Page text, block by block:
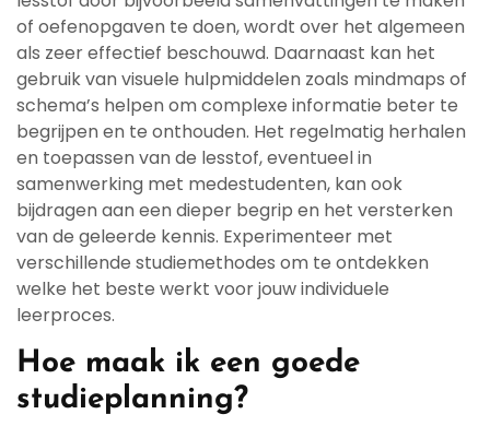
of oefenopgaven te doen, wordt over het algemeen
als zeer effectief beschouwd. Daarnaast kan het
gebruik van visuele hulpmiddelen zoals mindmaps of
schema’s helpen om complexe informatie beter te
begrijpen en te onthouden. Het regelmatig herhalen
en toepassen van de lesstof, eventueel in
samenwerking met medestudenten, kan ook
bijdragen aan een dieper begrip en het versterken
van de geleerde kennis. Experimenteer met
verschillende studiemethodes om te ontdekken
welke het beste werkt voor jouw individuele
leerproces.
Hoe maak ik een goede
studieplanning?